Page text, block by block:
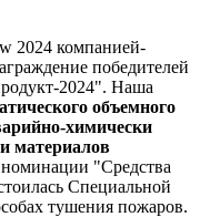
2024 компанией-
победителей
2024". Наша
объемного
химически
материалов
"Средства
Специальной
тушения пожаров.